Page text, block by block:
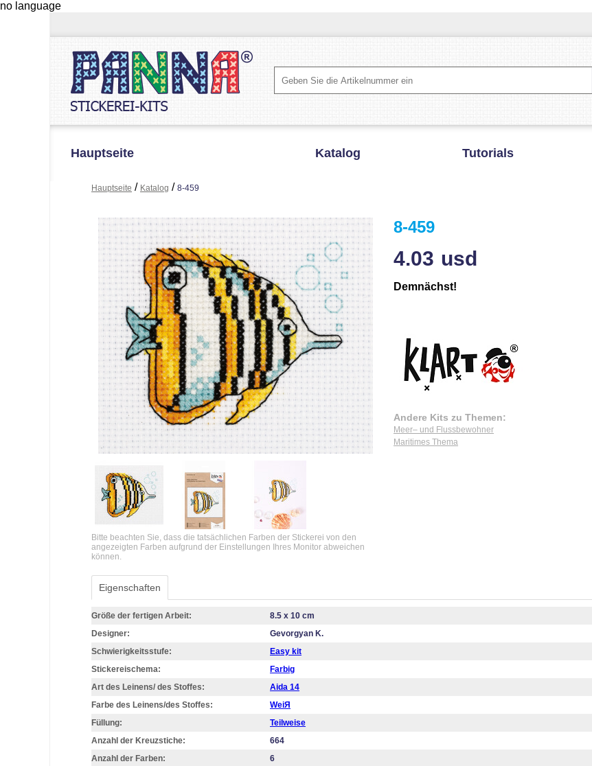
no language
Hauptseite Katalog Tutorials
Hauptseite / Katalog / 8-459
Bitte beachten Sie, dass die tatsächlichen Farben der Stickerei von den
angezeigten Farben aufgrund der Einstellungen Ihres Monitor abweichen
können.
8-459
4.03 usd
Demnächst!
Andere Kits zu Themen:
Meer– und Flussbewohner
Maritimes Thema
Eigenschaften
Größe der fertigen Arbeit:
8.5 x 10 cm
Designer:
Gevorgyan K.
Schwierigkeitsstufe:
Easy kit
Stickereischema:
Farbig
Art des Leinens/ des Stoffes:
Aida 14
Farbe des Leinens/des Stoffes:
WeiЯ
Füllung:
Teilweise
Anzahl der Kreuzstiche:
664
Anzahl der Farben:
6